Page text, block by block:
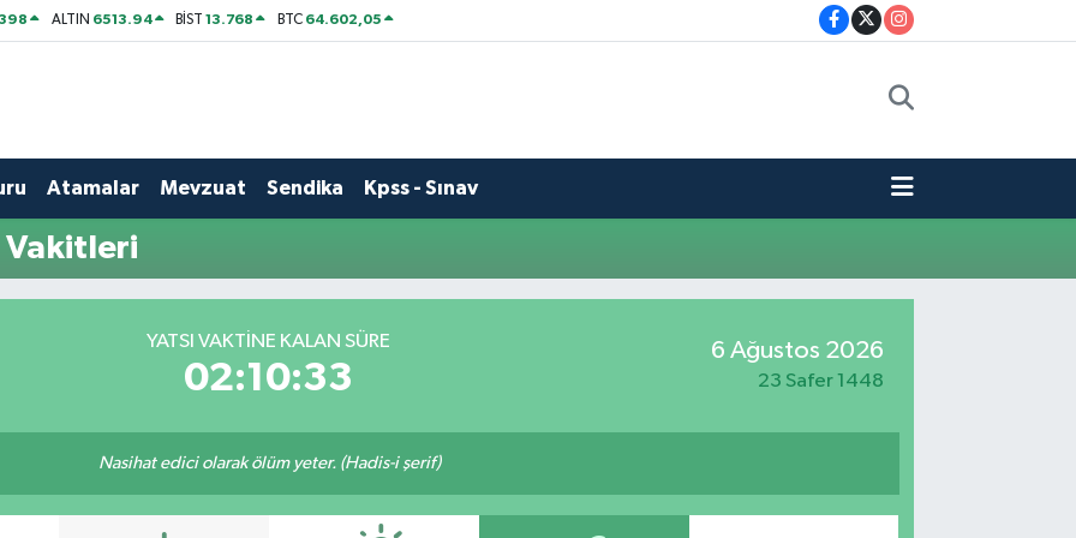
ALTIN 6513.94 BİST13.768 BTC 64.602,05
Atamalar Mevzuat Sendika Kpss - Sınav
Vakitleri
YATSI VAKTINE KALAN SÜRE
02:10:32
6 Ağustos 2026
23 Safer 1448
Nasihat edici olarak ölüm yeter. (Hadis-i şerif)